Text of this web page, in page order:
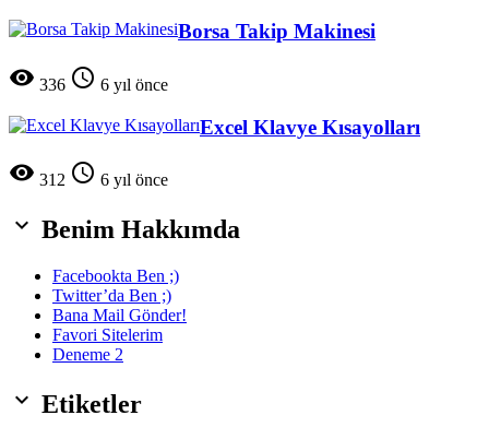
Borsa Takip Makinesi
 336  6 yıl önce
Excel Klavye Kısayolları
 312  6 yıl önce
 Benim Hakkımda
Facebookta Ben ;)
Twitter’da Ben ;)
Bana Mail Gönder!
Favori Sitelerim
Deneme 2
 Etiketler